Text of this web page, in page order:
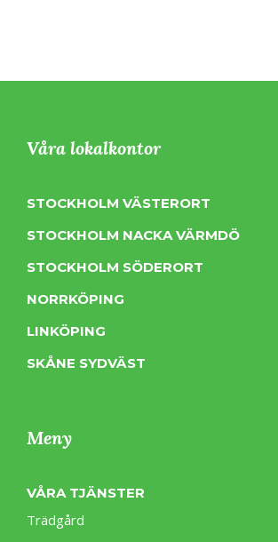
Våra lokalkontor
STOCKHOLM VÄSTERORT
STOCKHOLM NACKA VÄRMDÖ
STOCKHOLM SÖDERORT
NORRKÖPING
LINKÖPING
SKÅNE SYDVÄST
Meny
VÅRA TJÄNSTER
Trädgård